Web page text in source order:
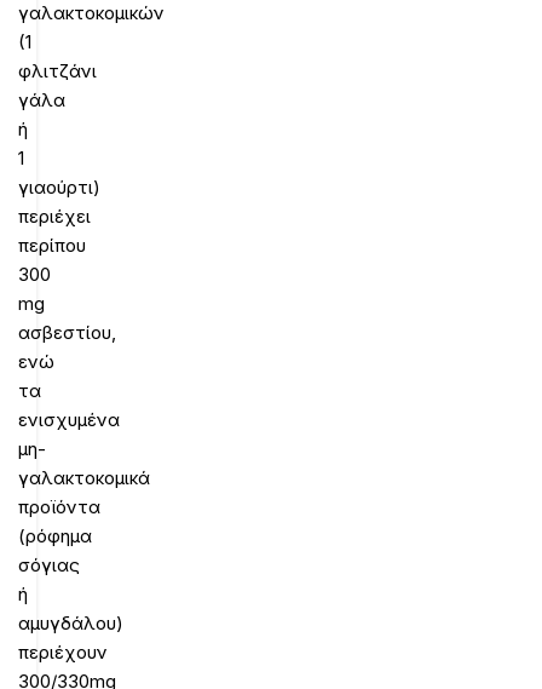
γαλακτοκομικών
(1
φλιτζάνι
γάλα
ή
1
γιαούρτι)
περιέχει
περίπου
300
mg
ασβεστίου,
ενώ
τα
ενισχυμένα
μη-
γαλακτοκομικά
προϊόντα
(ρόφημα
σόγιας
ή
αμυγδάλου)
περιέχουν
300/330mg